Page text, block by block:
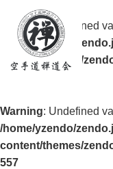
Warning: Undefined
/home/yzendo/
content/themes/
Warning: Undefined
/home/yzendo/
content/themes/
557